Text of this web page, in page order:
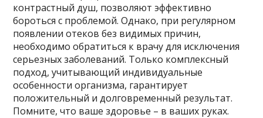
контрастный душ, позволяют эффективно
бороться с проблемой. Однако, при регулярном
появлении отеков без видимых причин,
необходимо обратиться к врачу для исключения
серьезных заболеваний. Только комплексный
подход, учитывающий индивидуальные
особенности организма, гарантирует
положительный и долговременный результат.
Помните, что ваше здоровье – в ваших руках.